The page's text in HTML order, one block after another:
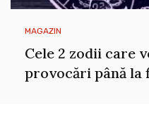
MAGAZIN
Cele 2 zodii care
provocări până la